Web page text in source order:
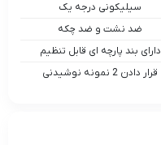
سیلیکونی درجه یک
ضد نشت و ضد چکه
دارای بند پارچه ای قابل تنظیم
قرار دادن 2 نمونه نوشیدنی